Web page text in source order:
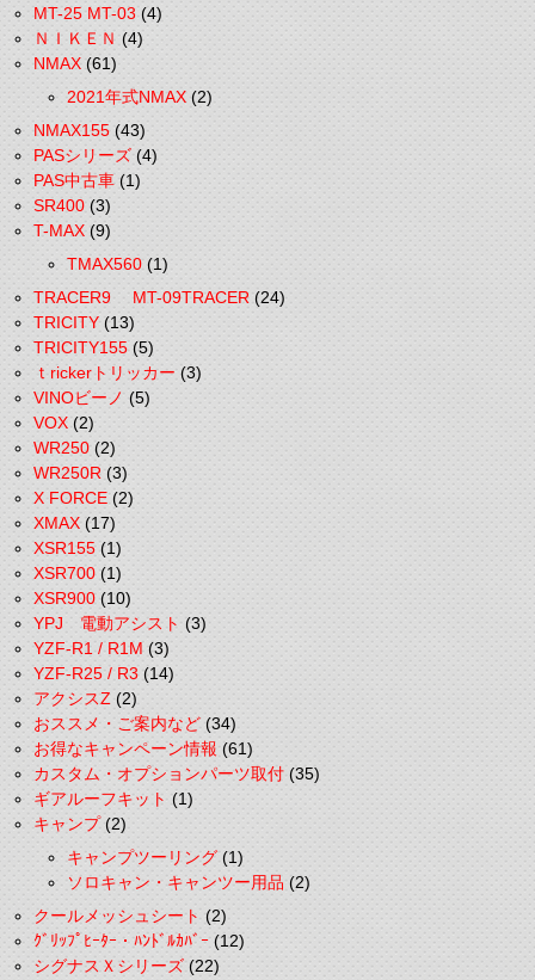
MT-25 MT-03(4)
ＮＩＫＥＮ(4)
NMAX(61)
2021年式NMAX(2)
NMAX155(43)
PASシリーズ(4)
PAS中古車(1)
SR400(3)
T-MAX(9)
TMAX560(1)
TRACER9 MT-09TRACER(24)
TRICITY(13)
TRICITY155(5)
ｔrickerトリッカー(3)
VINOビーノ(5)
VOX(2)
WR250(2)
WR250R(3)
X FORCE(2)
XMAX(17)
XSR155(1)
XSR700(1)
XSR900(10)
YPJ 電動アシスト(3)
YZF-R1 / R1M(3)
YZF-R25 / R3(14)
アクシスZ(2)
おススメ・ご案内など(34)
お得なキャンペーン情報(61)
カスタム・オプションパーツ取付(35)
ギアルーフキット(1)
キャンプ(2)
キャンプツーリング(1)
ソロキャン・キャンツー用品(2)
クールメッシュシート(2)
ｸﾞﾘｯﾌﾟﾋｰﾀｰ・ﾊﾝﾄﾞﾙｶﾊﾞｰ(12)
シグナスＸシリーズ(22)